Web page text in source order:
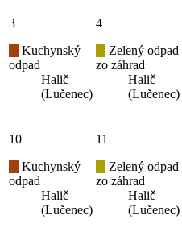
3
Kuchynský
odpad
Halič
(Lučenec)
4
Zelený odpad
zo záhrad
Halič
(Lučenec)
10
Kuchynský
odpad
Halič
(Lučenec)
11
Zelený odpad
zo záhrad
Halič
(Lučenec)